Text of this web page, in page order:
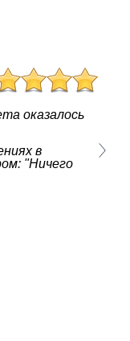
оказалось
в
"Ничего